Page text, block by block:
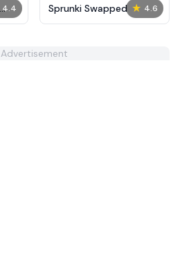
4.4 ★ 4.6
Sprunki Swapped
Advertisement